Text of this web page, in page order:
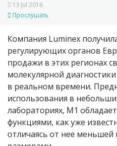
13 Jul 2016
Прослушать
Компания Luminex
регулирующих органов
продажи в этих регионах
молекулярной
в реальном времени.
использования в
лабораториях, M1
функциями, как уже
отличаясь от нее